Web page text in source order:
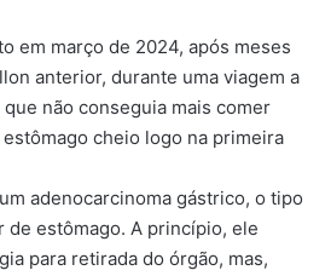
em março de 2024, após meses
anterior, durante uma viagem a
não conseguia mais comer
cheio logo na primeira
adenocarcinoma gástrico, o tipo
de estômago. A princípio, ele
para retirada do órgão, mas,